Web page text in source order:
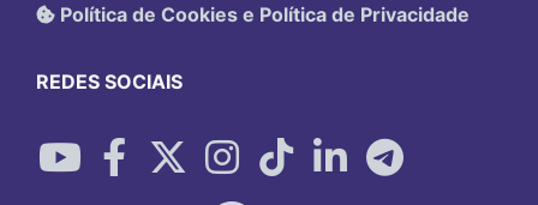
Política de Cookies e Política de Privacidade
REDES SOCIAIS